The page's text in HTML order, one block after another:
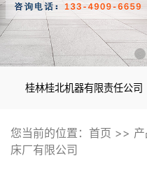
桂林桂北机器有限责任公司
上海机
您当前的位置： 首页 >>
床厂有限公司